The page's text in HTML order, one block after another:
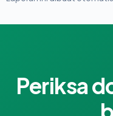
Periksa